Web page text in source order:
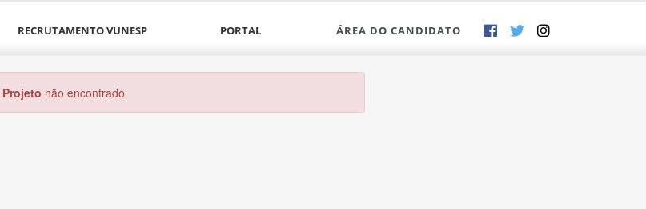
RECRUTAMENTO VUNESP PORTAL ÁREA DO CANDIDATO
Projeto não encontrado